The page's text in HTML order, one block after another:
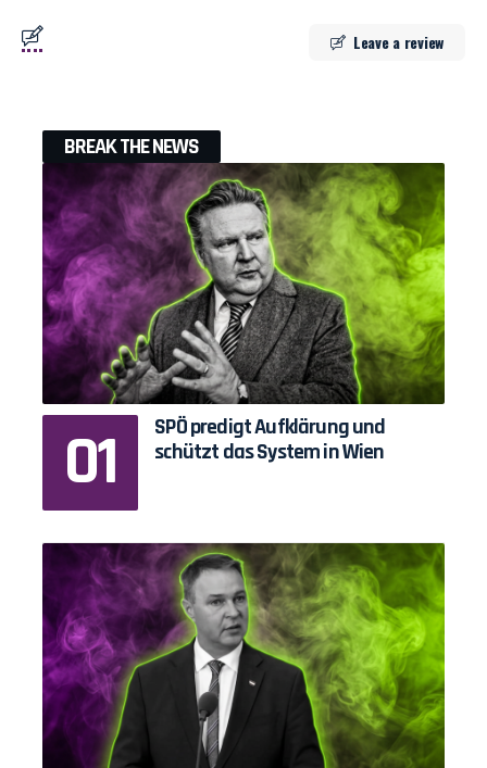
Leave a review
BREAK THE NEWS
SPÖ predigt Aufklärung und
schützt das System in Wien